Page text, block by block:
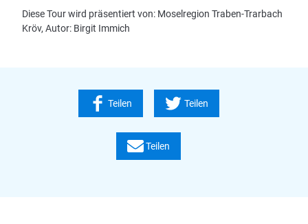
Diese Tour wird präsentiert von: Moselregion Traben-Trarbach
Kröv, Autor: Birgit Immich
Teilen Teilen
Teilen